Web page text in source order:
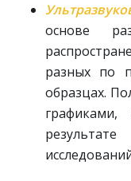
основе
разных по
образцах.